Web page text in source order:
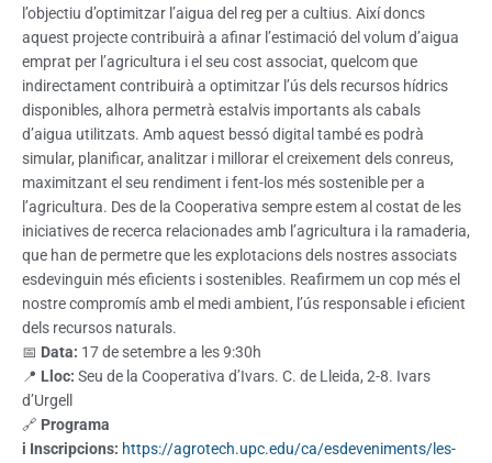
l’objectiu d’optimitzar l’aigua del reg per a cultius. Així doncs
aquest projecte contribuirà a afinar l’estimació del volum d’aigua
emprat per l’agricultura i el seu cost associat, quelcom que
indirectament contribuirà a optimitzar l’ús dels recursos hídrics
disponibles, alhora permetrà estalvis importants als cabals
d’aigua utilitzats. Amb aquest bessó digital també es podrà
simular, planificar, analitzar i millorar el creixement dels conreus,
maximitzant el seu rendiment i fent-los més sostenible per a
l’agricultura. Des de la Cooperativa sempre estem al costat de les
iniciatives de recerca relacionades amb l’agricultura i la ramaderia,
que han de permetre que les explotacions dels nostres associats
esdevinguin més eficients i sostenibles. Reafirmem un cop més el
nostre compromís amb el medi ambient, l’ús responsable i eficient
dels recursos naturals.
📅 Data: 17 de setembre a les 9:30h
📍 Lloc: Seu de la Cooperativa d’Ivars. C. de Lleida, 2-8. Ivars
d’Urgell
🔗 Programa
i Inscripcions: https://agrotech.upc.edu/ca/esdeveniments/les-